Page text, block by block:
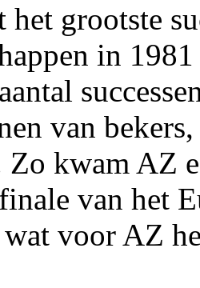
het grootste
in
van
kwam AZ
van het
voor AZ